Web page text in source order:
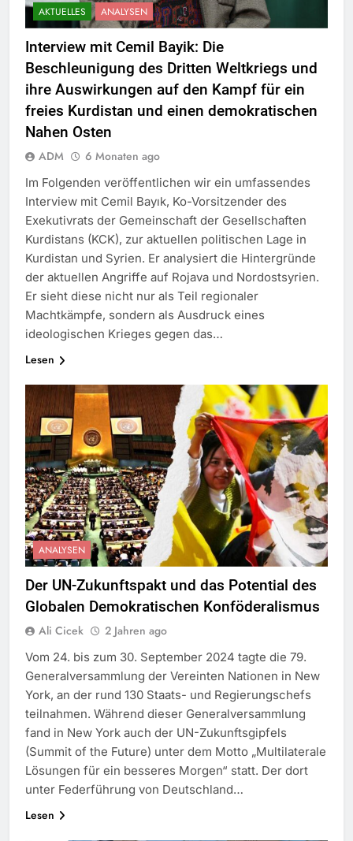
AKTUELLES ANALYSEN
Interview mit Cemil Bayik: Die
Beschleunigung des Dritten Weltkriegs und
ihre Auswirkungen auf den Kampf für ein
freies Kurdistan und einen demokratischen
Nahen Osten
ADM 6 Monaten ago
Im Folgenden veröffentlichen wir ein umfassendes
Interview mit Cemil Bayık, Ko-Vorsitzender des
Exekutivrats der Gemeinschaft der Gesellschaften
Kurdistans (KCK), zur aktuellen politischen Lage in
Kurdistan und Syrien. Er analysiert die Hintergründe
der aktuellen Angriffe auf Rojava und Nordostsyrien.
Er sieht diese nicht nur als Teil regionaler
Machtkämpfe, sondern als Ausdruck eines
ideologischen Krieges gegen das…
Lesen
ANALYSEN
Der UN-Zukunftspakt und das Potential des
Globalen Demokratischen Konföderalismus
Ali Cicek 2 Jahren ago
Vom 24. bis zum 30. September 2024 tagte die 79.
Generalversammlung der Vereinten Nationen in New
York, an der rund 130 Staats- und Regierungschefs
teilnahmen. Während dieser Generalversammlung
fand in New York auch der UN-Zukunftsgipfels
(Summit of the Future) unter dem Motto „Multilaterale
Lösungen für ein besseres Morgen“ statt. Der dort
unter Federführung von Deutschland…
Lesen